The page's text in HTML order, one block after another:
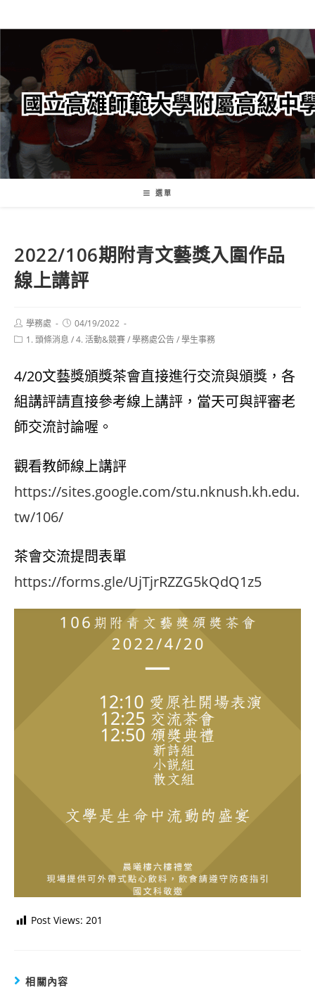
轉
要
內
容
選單
2022/106期附青文藝獎入圍作品
線上講評
Post
author:
學務處
Post
published:
04/19/2022
Post1. 頭條消息 /4. 活動&競賽/學務處公告/學生事務
4/20文藝獎頒獎茶會直接進行交流與頒獎，各
組講評請直接參考線上講評，當天可與評審老
師交流討論喔。
觀看教師線上講評
https://sites.google.com/stu.nknush.kh.edu.
tw/106/
茶會交流提問表單
https://forms.gle/UjTjrRZZG5kQdQ1z5
Post Views: 201
相關內容